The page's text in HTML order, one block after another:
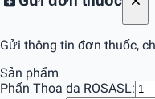
Gửi thông tin đơn thuốc,
Sản phẩm
Phấn Thoa da ROSASL: